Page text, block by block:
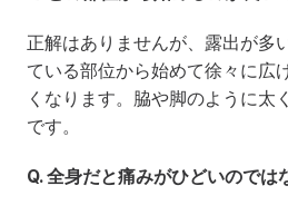
正解はありませんが、露出が多
ている部位から始めて徐々に広
くなります。脇や脚のように太
です。
Q. 全身だと痛みがひどいのでは